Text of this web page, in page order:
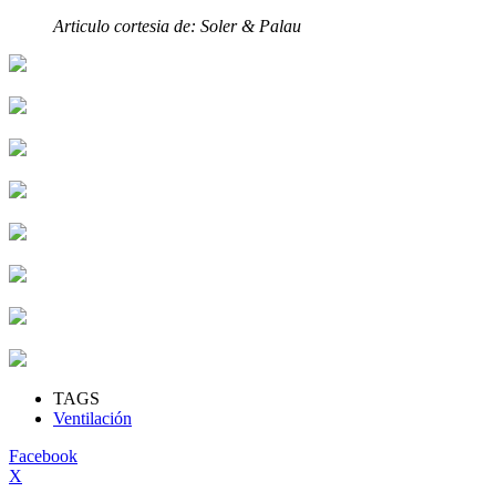
Articulo cortesia de: Soler & Palau
TAGS
Ventilación
Facebook
X